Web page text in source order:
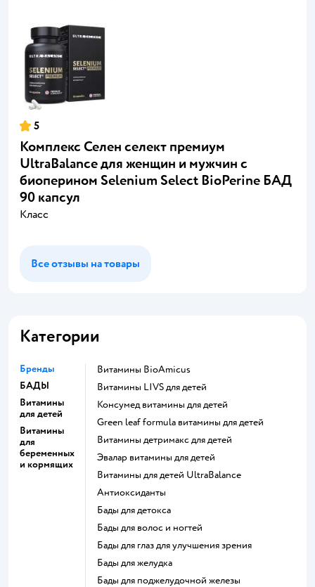
5
Комплекс Селен селект премиум
UltraBalance для женщин и мужчин с
биоперином Selenium Select BioPerine БАД
90 капсул
Класс
Все отзывы на товары
Категории
Бренды
БАДЫ
Витамины
для детей
Витамины
для
беременных
и кормящих
Витамины BioAmicus
Витамины LIVS для детей
Консумед витамины для детей
Green leaf formula витамины для детей
Витамины детримакс для детей
Эвалар витамины для детей
Витамины для детей UltraBalance
Антиоксиданты
Бады для детокса
Бады для волос и ногтей
Бады для глаз для улучшения зрения
Бады для желудка
Бады для поджелудочной железы